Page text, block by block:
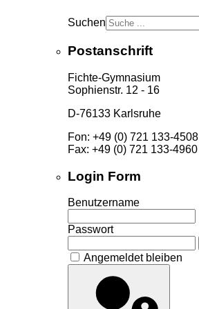
Suchen
Postanschrift
Fichte-Gymnasium
Sophienstr. 12 - 16
D-76133 Karlsruhe
Fon: +49 (0) 721 133-4508
Fax: +49 (0) 721 133-4960
Login Form
Benutzername
Passwort
Angemeldet bleiben